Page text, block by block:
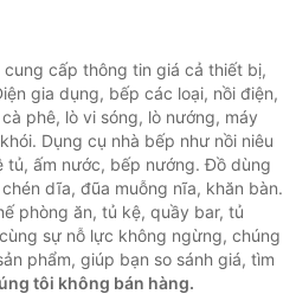
cấp thông tin giá cả thiết bị,
gia dụng, bếp các loại, nồi điện,
phê, lò vi sóng, lò nướng, máy
Dụng cụ nhà bếp như nồi niêu
tủ, ấm nước, bếp nướng. Đồ dùng
dĩa, đũa muỗng nĩa, khăn bàn.
phòng ăn, tủ kệ, quầy bar, tủ
sự nỗ lực không ngừng, chúng
phẩm, giúp bạn so sánh giá, tìm
tôi không bán hàng.